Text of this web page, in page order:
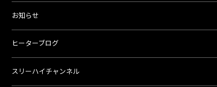
お知らせ
ヒーターブログ
スリーハイチャンネル